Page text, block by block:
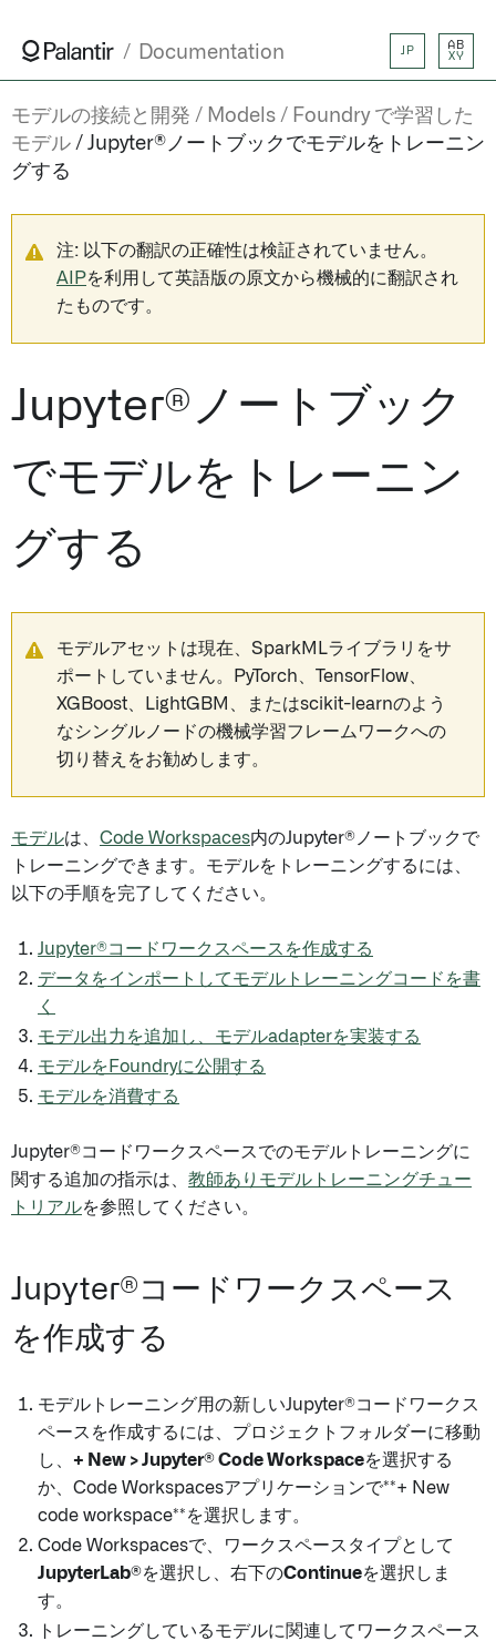
Documentation JP
AB
XY
モデルの接続と開発 Models
Foundry で学習した
モデル
Jupyter®ノートブックでモデルをトレーニン
グする
注: 以下の翻訳の正確性は検証されていません。
AIPを利用して英語版の原文から機械的に翻訳され
たものです。
Jupyter®ノートブック
でモデルをトレーニン
グする
モデルアセットは現在、SparkMLライブラリをサ
ポートしていません。PyTorch、TensorFlow、
XGBoost、LightGBM、またはscikit-learnのよう
なシングルノードの機械学習フレームワークへの
切り替えをお勧めします。
モデルは、 Code Workspaces内のJupyter®ノートブックで
トレーニングできます。モデルをトレーニングするには、
以下の手順を完了してください。
Jupyter®コードワークスペースを作成する
データをインポートしてモデルトレーニングコードを書
く
モデル出力を追加し、モデルadapterを実装する
モデルをFoundryに公開する
モデルを消費する
Jupyter®コードワークスペースでのモデルトレーニングに
関する追加の指示は、 教師ありモデルトレーニングチュー
トリアルを参照してください。
Jupyter®コードワークスペース
を作成する
モデルトレーニング用の新しいJupyter®コードワークス
ペースを作成するには、プロジェクトフォルダーに移動
し、 + New > Jupyter® Code Workspaceを選択する
か、Code Workspacesアプリケーションで**+ New
code workspace**を選択します。
Code Workspacesで、ワークスペースタイプとして
JupyterLab®を選択し、右下のContinueを選択しま
す。
トレーニングしているモデルに関連してワークスペース